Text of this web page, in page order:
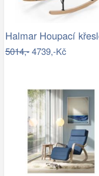
5014,-4739,-Kč